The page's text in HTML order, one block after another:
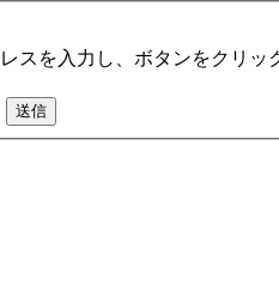
スを入力し、ボタンをクリ